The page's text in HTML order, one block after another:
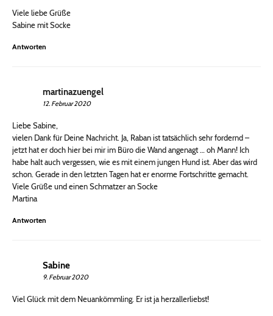
Viele liebe Grüße
Sabine mit Socke
Antworten
martinazuengel
12. Februar 2020
Liebe Sabine,
vielen Dank für Deine Nachricht. Ja, Raban ist tatsächlich sehr fordernd –
jetzt hat er doch hier bei mir im Büro die Wand angenagt … oh Mann! Ich
habe halt auch vergessen, wie es mit einem jungen Hund ist. Aber das wird
schon. Gerade in den letzten Tagen hat er enorme Fortschritte gemacht.
Viele Grüße und einen Schmatzer an Socke
Martina
Antworten
Sabine
9. Februar 2020
Viel Glück mit dem Neuankömmling. Er ist ja herzallerliebst!